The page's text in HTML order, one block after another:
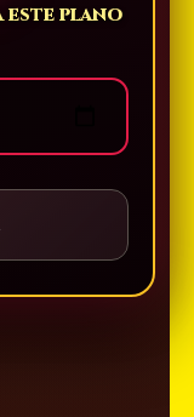
este plano